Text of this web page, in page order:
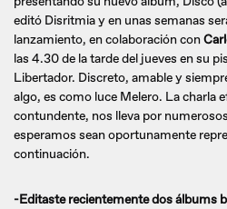
editó Disritmia y en unas semanas
lanzamiento, en colaboración con
las 4.30 de la tarde del jueves en su
Libertador. Discreto, amable y
algo, es como luce Melero. La charla
contundente, nos lleva por
esperamos sean oportunamente
continuación.
-Editaste recientemente dos álbums